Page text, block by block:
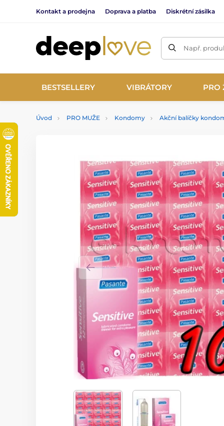
Kontakt a prodejna Doprava a platba Diskrétní zásilka
Např.
BESTSELLERY VIBRÁTORY PRO
Úvod PRO MUŽE Kondomy Akční balíčky